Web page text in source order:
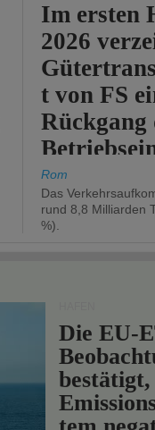
Im ersten
2026
t von FS
Rückgang
um 2,7 %.
Rom
Das
rund 8,8 Milliarden
%).
Die EU-
bestätigt,